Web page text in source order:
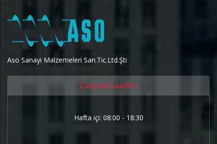
Aso Sanayi Malzemeleri San.Tic.Ltd.Şti
Çalışma Saatleri
Hafta içi: 08:00 - 18:30